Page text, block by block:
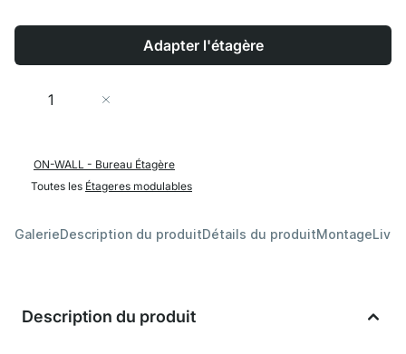
Adapter l'étagère
Quantité
ON-WALL - Bureau Étagère
Toutes les Étageres modulables
GalerieDescription du produitDétails du produitMontage
Description du produit